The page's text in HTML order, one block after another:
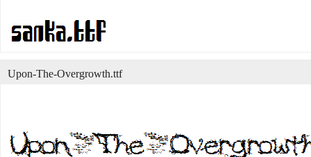
Upon-The-Overgrowth.ttf